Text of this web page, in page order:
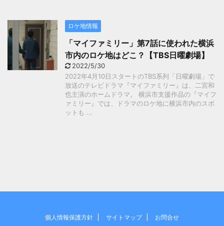
ロケ地情報
「マイファミリー」第7話に使われた横浜
市内のロケ地はどこ？【TBS日曜劇場】
2022/5/30
2022年4月10日スタートのTBS系列「日曜劇場」で
放送のテレビドラマ『マイファミリー』は、二宮和
也主演のホームドラマ。 横浜市支援作品の『マイフ
ァミリー』では、ドラマのロケ地に横浜市内のスポ
ットも ...
個人情報保護方針 サイトマップ お問合せ